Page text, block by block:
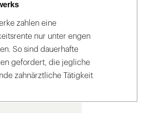
zahlen eine
nur unter engen
So sind dauerhafte
gefordert, die jegliche
zahnärztliche Tätigkeit